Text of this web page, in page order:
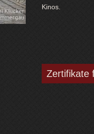
Kinos.
Zertifikate